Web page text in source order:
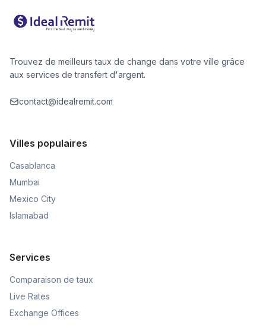
Trouvez de meilleurs taux de change dans votre ville grâce
aux services de transfert d'argent.
contact@idealremit.com
Villes populaires
Casablanca
Mumbai
Mexico City
Islamabad
Services
Comparaison de taux
Live Rates
Exchange Offices